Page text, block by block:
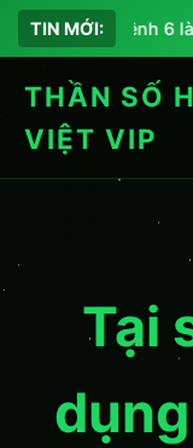
TIN MỚI:
Chỉ số sứ mệnh 6 là
THẦN SỐ
VIỆT VIP
Tại